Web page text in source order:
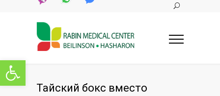
Открыть панель инструментов
Тайский бокс вместо